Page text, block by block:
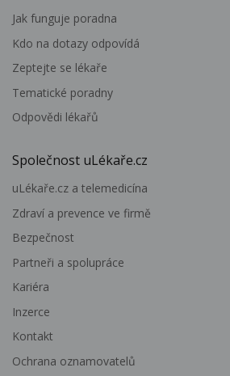
Jak funguje poradna
Kdo na dotazy odpovídá
Zeptejte se lékaře
Tematické poradny
Odpovědi lékařů
Společnost uLékaře.cz
uLékaře.cz a telemedicína
Zdraví a prevence ve firmě
Bezpečnost
Partneři a spolupráce
Kariéra
Inzerce
Kontakt
Ochrana oznamovatelů